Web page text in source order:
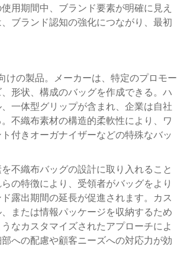
用期間中、ブランド要素が明確に見え
ブランド認知の強化につながり、最初
けの製品。メーカーは、特定のプロモー
形状、構成のバッグを作成できる。ハ
一体型グリップが含まれ、企業は自社
不織布素材の構造的柔軟性により、ワ
付きオーガナイザーなどの特殊なバッ
不織布バッグの設計に取り入れること
の特徴により、受領者がバッグをより
露出期間の延長が促進されます。カス
または情報パッケージを収納するため
なカスタマイズされたアプローチによ
への配慮や顧客ニーズへの対応力が効